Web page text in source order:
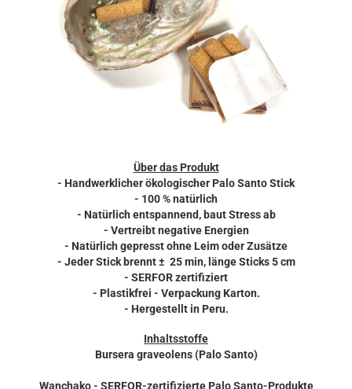
Über das Produkt
- Handwerklicher ökologischer Palo Santo Stick
- 100 % natürlich
- Natürlich entspannend, baut Stress ab
- Vertreibt negative Energien
- Natürlich gepresst ohne Leim oder Zusätze
- Jeder Stick brennt ± 25 min, länge Sticks 5 cm
- SERFOR zertifiziert
- Plastikfrei - Verpackung Karton.
- Hergestellt in Peru.
Inhaltsstoffe
Bursera graveolens (Palo Santo)
Wanchako - SERFOR-zertifizierte Palo Santo-Produkte